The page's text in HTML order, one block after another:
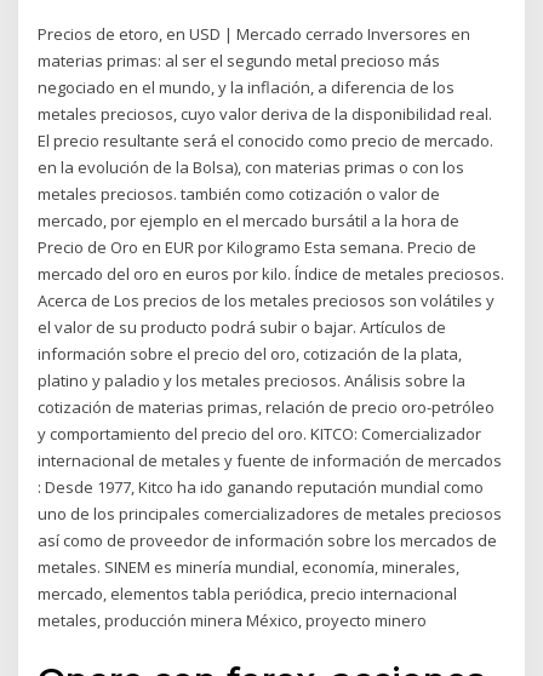
Precios de etoro, en USD | Mercado cerrado Inversores en
materias primas: al ser el segundo metal precioso más
negociado en el mundo, y la inflación, a diferencia de los
metales preciosos, cuyo valor deriva de la disponibilidad real.
El precio resultante será el conocido como precio de mercado.
en la evolución de la Bolsa), con materias primas o con los
metales preciosos. también como cotización o valor de
mercado, por ejemplo en el mercado bursátil a la hora de
Precio de Oro en EUR por Kilogramo Esta semana. Precio de
mercado del oro en euros por kilo. Índice de metales preciosos.
Acerca de Los precios de los metales preciosos son volátiles y
el valor de su producto podrá subir o bajar. Artículos de
información sobre el precio del oro, cotización de la plata,
platino y paladio y los metales preciosos. Análisis sobre la
cotización de materias primas, relación de precio oro-petróleo
y comportamiento del precio del oro. KITCO: Comercializador
internacional de metales y fuente de información de mercados
: Desde 1977, Kitco ha ido ganando reputación mundial como
uno de los principales comercializadores de metales preciosos
así como de proveedor de información sobre los mercados de
metales. SINEM es minería mundial, economía, minerales,
mercado, elementos tabla periódica, precio internacional
metales, producción minera México, proyecto minero